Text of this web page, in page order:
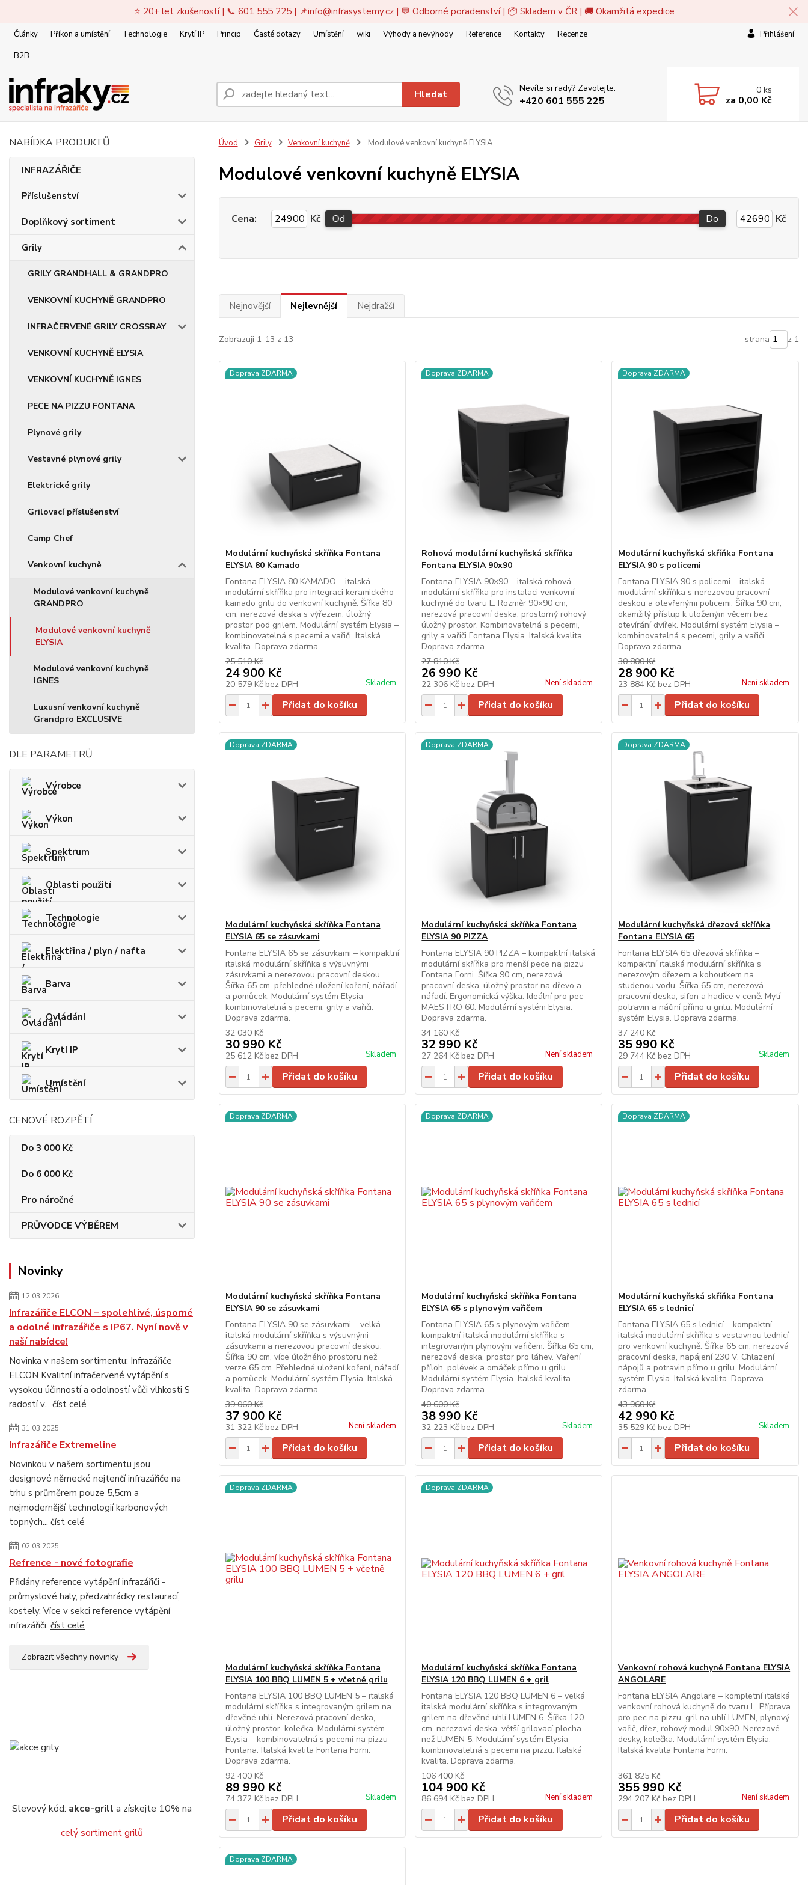
⭐ 20+ let zkušeností | 📞 601 555 225 | 📌info@infrasystemy.cz| 💬 Odborné poradenství | 📦 Skladem v ČR | 🚚 Okamžitá expedice
Články Příkon a umístění Technologie Krytí IP Princip Časté dotazy Umístění wiki Výhody a nevýhody Reference Kontakty
Recenze
B2B
Přihlášení
Hledat Nevíte si rady? Zavolejte.
+420 601 555 225
0 ks
za 0,00 Kč
NABÍDKA PRODUKTŮ
INFRAZÁŘIČE
Příslušenství
Doplňkový sortiment
Grily
GRILY GRANDHALL & GRANDPRO
VENKOVNÍ KUCHYNĚ GRANDPRO
INFRAČERVENÉ GRILY CROSSRAY
VENKOVNÍ KUCHYNĚ ELYSIA
VENKOVNÍ KUCHYNĚ IGNES
PECE NA PIZZU FONTANA
Plynové grily
Vestavné plynové grily
Elektrické grily
Grilovací příslušenství
Camp Chef
Venkovní kuchyně
Modulové venkovní kuchyně
GRANDPRO
Modulové venkovní kuchyně
ELYSIA
Modulové venkovní kuchyně
IGNES
Luxusní venkovní kuchyně
Grandpro EXCLUSIVE
DLE PARAMETRŮ
Výrobce
Výkon
Spektrum
Oblasti použití
Technologie
Elektřina / plyn / nafta
Barva
Ovládání
Krytí IP
Umístění
CENOVÉ ROZPĚTÍ
Do 3 000 Kč
Do 6 000 Kč
Pro náročné
PRŮVODCE VÝBĚREM
Novinky
12.03.2026
Infrazářiče ELCON – spolehlivé, úsporné
a odolné infrazářiče s IP67. Nyní nově v
naší nabídce!
Novinka v našem sortimentu: Infrazářiče
ELCON Kvalitní infračervené vytápění s
vysokou účinností a odolností vůči vlhkosti S
radostí v... číst celé
31.03.2025
Infrazářiče Extremeline
Novinkou v našem sortimentu jsou
designové německé nejtenčí infrazářiče na
trhu s průměrem pouze 5,5cm a
nejmodernější technologií karbonových
topných... číst celé
02.03.2025
Refrence - nové fotografie
Přidány reference vytápění infrazářiči -
průmyslové haly, předzahrádky restaurací,
kostely. Více v sekci reference vytápění
infrazářiči. číst celé
Zobrazit všechny novinky
Slevový kód: akce-grill a získejte 10% na
celý sortiment grilů
Úvod Grily Venkovní kuchyně Modulové venkovní kuchyně ELYSIA
Modulové venkovní kuchyně ELYSIA
Cena: Kč Od Do Kč
Nejnovější Nejlevnější Nejdražší
Zobrazuji 1-13 z 13 strana z 1
Doprava ZDARMA
Modulární kuchyňská skříňka Fontana
ELYSIA 80 Kamado
Fontana ELYSIA 80 KAMADO – italská
modulární skříňka pro integraci keramického
kamado grilu do venkovní kuchyně. Šířka 80
cm, nerezová deska s výřezem, úložný
prostor pod grilem. Modulární systém Elysia –
kombinovatelná s pecemi a vařiči. Italská
kvalita. Doprava zdarma.
25 510 Kč
24 900 Kč
20 579 Kč bez DPH Skladem
Přidat do košíku
Doprava ZDARMA
Rohová modulární kuchyňská skříňka
Fontana ELYSIA 90x90
Fontana ELYSIA 90×90 – italská rohová
modulární skříňka pro instalaci venkovní
kuchyně do tvaru L. Rozměr 90×90 cm,
nerezová pracovní deska, prostorný rohový
úložný prostor. Kombinovatelná s pecemi,
grily a vařiči Fontana Elysia. Italská kvalita.
Doprava zdarma.
27 810 Kč
26 990 Kč
22 306 Kč bez DPH Není skladem
Přidat do košíku
Doprava ZDARMA
Modulární kuchyňská skříňka Fontana
ELYSIA 90 s policemi
Fontana ELYSIA 90 s policemi – italská
modulární skříňka s nerezovou pracovní
deskou a otevřenými policemi. Šířka 90 cm,
okamžitý přístup k uloženým věcem bez
otevírání dvířek. Modulární systém Elysia –
kombinovatelná s pecemi, grily a vařiči.
Doprava zdarma.
30 800 Kč
28 900 Kč
23 884 Kč bez DPH Není skladem
Přidat do košíku
Doprava ZDARMA
Modulární kuchyňská skříňka Fontana
ELYSIA 65 se zásuvkami
Fontana ELYSIA 65 se zásuvkami – kompaktní
italská modulární skříňka s výsuvnými
zásuvkami a nerezovou pracovní deskou.
Šířka 65 cm, přehledné uložení koření, nářadí
a pomůcek. Modulární systém Elysia –
kombinovatelná s pecemi, grily a vařiči.
Doprava zdarma.
32 030 Kč
30 990 Kč
25 612 Kč bez DPH Skladem
Přidat do košíku
Doprava ZDARMA
Modulární kuchyňská skříňka Fontana
ELYSIA 90 PIZZA
Fontana ELYSIA 90 PIZZA – kompaktní italská
modulární skříňka pro menší pece na pizzu
Fontana Forni. Šířka 90 cm, nerezová
pracovní deska, úložný prostor na dřevo a
nářadí. Ergonomická výška. Ideální pro pec
MAESTRO 60. Modulární systém Elysia.
Doprava zdarma.
34 160 Kč
32 990 Kč
27 264 Kč bez DPH Není skladem
Přidat do košíku
Doprava ZDARMA
Modulární kuchyňská dřezová skříňka
Fontana ELYSIA 65
Fontana ELYSIA 65 dřezová skříňka –
kompaktní italská modulární skříňka s
nerezovým dřezem a kohoutkem na
studenou vodu. Šířka 65 cm, nerezová
pracovní deska, sifon a hadice v ceně. Mytí
potravin a náčiní přímo u grilu. Modulární
systém Elysia. Doprava zdarma.
37 240 Kč
35 990 Kč
29 744 Kč bez DPH Skladem
Přidat do košíku
Doprava ZDARMA
Modulární kuchyňská skříňka Fontana
ELYSIA 90 se zásuvkami
Fontana ELYSIA 90 se zásuvkami – velká
italská modulární skříňka s výsuvnými
zásuvkami a nerezovou pracovní deskou.
Šířka 90 cm, více úložného prostoru než
verze 65 cm. Přehledné uložení koření, nářadí
a pomůcek. Modulární systém Elysia. Italská
kvalita. Doprava zdarma.
39 060 Kč
37 900 Kč
31 322 Kč bez DPH Není skladem
Přidat do košíku
Doprava ZDARMA
Modulární kuchyňská skříňka Fontana
ELYSIA 65 s plynovým vařičem
Fontana ELYSIA 65 s plynovým vařičem –
kompaktní italská modulární skříňka s
integrovaným plynovým vařičem. Šířka 65 cm,
nerezová deska, prostor pro láhev. Vaření
příloh, polévek a omáček přímo u grilu.
Modulární systém Elysia. Italská kvalita.
Doprava zdarma.
40 600 Kč
38 990 Kč
32 223 Kč bez DPH Skladem
Přidat do košíku
Doprava ZDARMA
Modulární kuchyňská skříňka Fontana
ELYSIA 65 s lednicí
Fontana ELYSIA 65 s lednicí – kompaktní
italská modulární skříňka s vestavnou lednicí
pro venkovní kuchyně. Šířka 65 cm, nerezová
pracovní deska, napájení 230 V. Chlazení
nápojů a potravin přímo u grilu. Modulární
systém Elysia. Italská kvalita. Doprava
zdarma.
43 960 Kč
42 990 Kč
35 529 Kč bez DPH Skladem
Přidat do košíku
Doprava ZDARMA
Modulární kuchyňská skříňka Fontana
ELYSIA 100 BBQ LUMEN 5 + včetně grilu
Fontana ELYSIA 100 BBQ LUMEN 5 – italská
modulární skříňka s integrovaným grilem na
dřevěné uhlí. Nerezová pracovní deska,
úložný prostor, kolečka. Modulární systém
Elysia – kombinovatelná s pecemi na pizzu
Fontana. Italská kvalita Fontana Forni.
Doprava zdarma.
92 400 Kč
89 990 Kč
74 372 Kč bez DPH Skladem
Přidat do košíku
Doprava ZDARMA
Modulární kuchyňská skříňka Fontana
ELYSIA 120 BBQ LUMEN 6 + gril
Fontana ELYSIA 120 BBQ LUMEN 6 – velká
italská modulární skříňka s integrovaným
grilem na dřevěné uhlí LUMEN 6. Šířka 120
cm, nerezová deska, větší grilovací plocha
než LUMEN 5. Modulární systém Elysia –
kombinovatelná s pecemi na pizzu. Italská
kvalita. Doprava zdarma.
106 400 Kč
104 900 Kč
86 694 Kč bez DPH Není skladem
Přidat do košíku
Venkovní rohová kuchyně Fontana ELYSIA
ANGOLARE
Fontana ELYSIA Angolare – kompletní italská
venkovní rohová kuchyně do tvaru L. Příprava
pro pec na pizzu, gril na uhlí LUMEN, plynový
vařič, dřez, rohový modul 90×90. Nerezové
desky, kolečka. Modulární systém Elysia.
Italská kvalita Fontana Forni.
361 825 Kč
355 990 Kč
294 207 Kč bez DPH Není skladem
Přidat do košíku
Doprava ZDARMA